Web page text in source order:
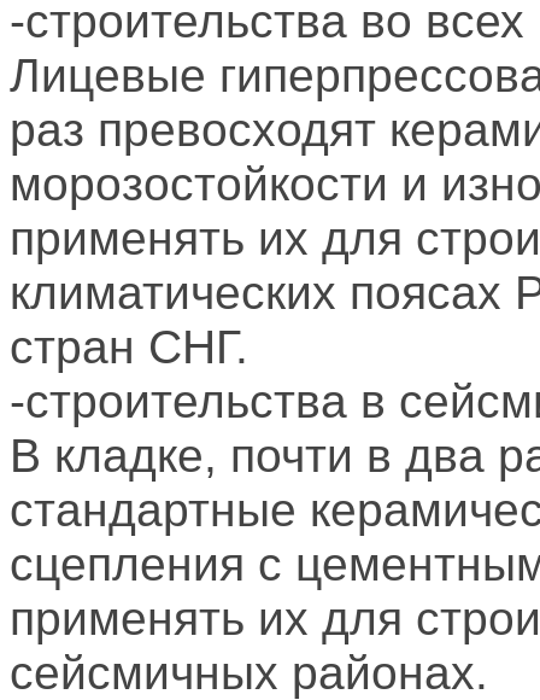
-строительства во
Лицевые
раз превосходят
морозостойкости и
применять их для
климатических поясах
стран СНГ.
-строительства в
В кладке, почти в два
стандартные
сцепления с
применять их для
сейсмичных районах.